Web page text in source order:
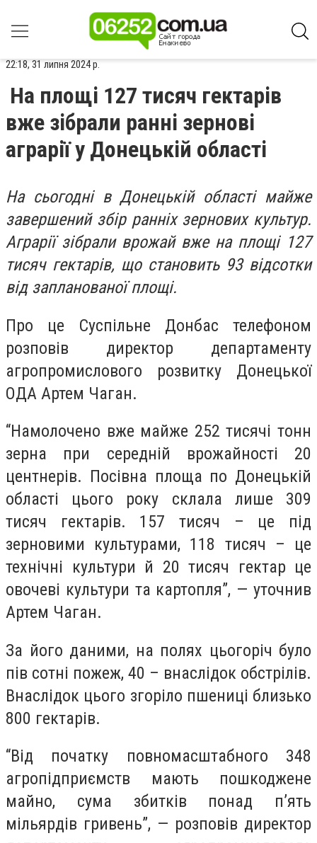
22:18, 31 липня 2024 р.
На площі 127 тисяч гектарів
вже зібрали ранні зернові
аграрії у Донецькій області
На сьогодні в Донецькій області майже
завершений збір ранніх зернових культур.
Аграрії зібрали врожай вже на площі 127
тисяч гектарів, що становить 93 відсотки
від запланованої площі.
Про це Суспільне Донбас телефоном
розповів директор департаменту
агропромислового розвитку Донецької
ОДА Артем Чаган.
“Намолочено вже майже 252 тисячі тонн
зерна при середній врожайності 20
центнерів. Посівна площа по Донецькій
області цього року склала лише 309
тисяч гектарів. 157 тисяч – це під
зерновими культурами, 118 тисяч – це
технічні культури й 20 тисяч гектар це
овочеві культури та картопля”, — уточнив
Артем Чаган.
За його даними, на полях цьогоріч було
пів сотні пожеж, 40 – внаслідок обстрілів.
Внаслідок цього згоріло пшениці близько
800 гектарів.
“Від початку повномасштабного 348
агропідприємств мають пошкоджене
майно, сума збитків понад п’ять
мільярдів гривень”, — розповів директор